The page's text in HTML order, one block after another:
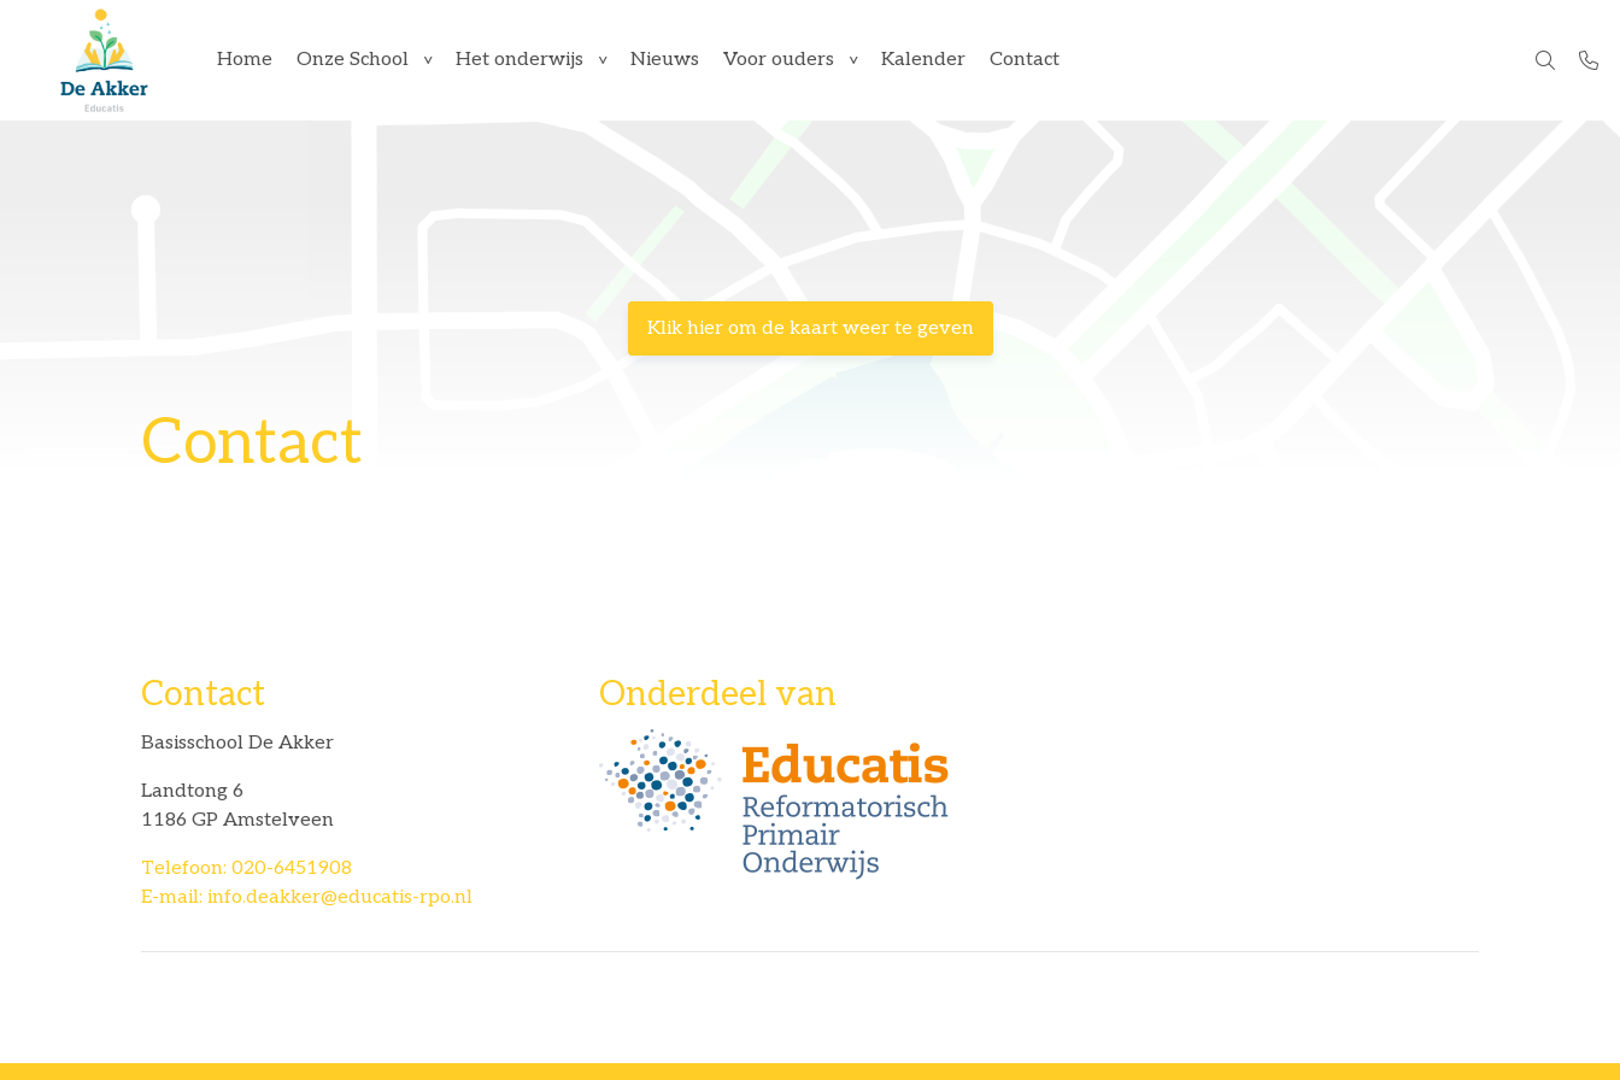
Home Onze School Het onderwijs Nieuws Voor ouders Kalender Contact
Contact
Contact
Basisschool De Akker
Landtong 6
1186 GP Amstelveen
Telefoon: 020-6451908
E-mail: info.deakker@educatis-rpo.nl
Onderdeel van